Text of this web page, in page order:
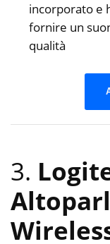
incorporato e
fornire un
qualità
3.